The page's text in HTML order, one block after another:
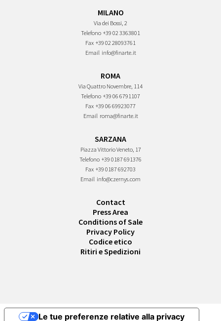
MILANO
Via dei Bossi, 2
Telefono +39 02 3363801
Fax +39 02 28093761
Email info@finarte.it
ROMA
Via Quattro Novembre, 114
Telefono +39 06 6791107
Fax +39 06 69923077
Email roma@finarte.it
SARZANA
Piazza Vittorio Veneto, 17
Telefono +39 0187 691376
Fax +39 0187 692703
Email info@czernys.com
Contact
Press Area
Conditions of Sale
Privacy Policy
Codice etico
Ritiri e Spedizioni
Le tue preferenze relative alla privacy